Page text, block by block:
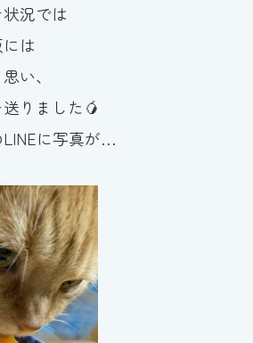
ズ
22:00｜土祝 9:00～21:00
ルでお問い合わせ
ミングスクールの
申し込みはこちら!
況では
は
い、
りました🥭
に写真が…